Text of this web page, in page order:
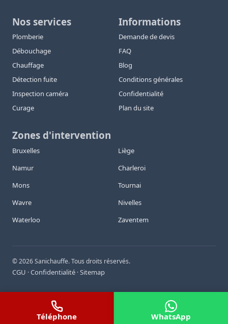
Nos services
Plomberie
Débouchage
Chauffage
Détection fuite
Inspection caméra
Curage
Informations
Demande de devis
FAQ
Blog
Conditions générales
Confidentialité
Plan du site
Zones d'intervention
Bruxelles
Liège
Namur
Charleroi
Mons
Tournai
Wavre
Nivelles
Waterloo
Zaventem
©2026Sanichauffe. Tous droits réservés.
CGU ·Confidentialité ·Sitemap